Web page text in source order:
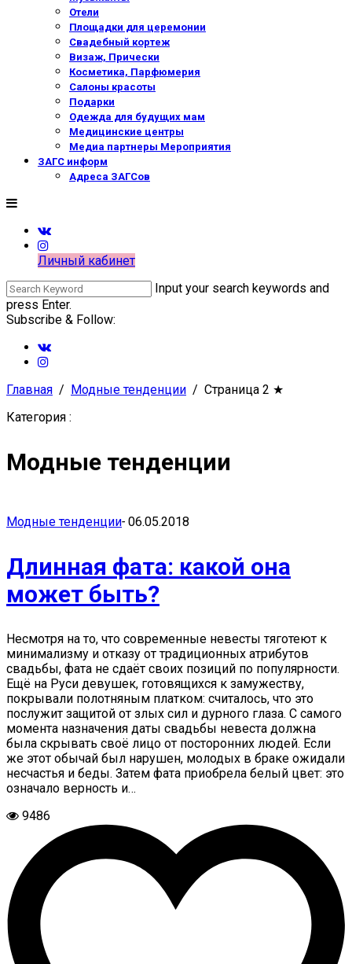
Отели
Площадки для церемонии
Свадебный кортеж
Визаж, Прически
Косметика, Парфюмерия
Салоны красоты
Подарки
Одежда для будущих мам
Медицинские центры
Медиа партнеры Мероприятия
ЗАГС информ
Адреса ЗАГСов
Личный кабинет
Input your search keywords and
press Enter.
Subscribe & Follow:
Главная Модные тенденции Страница 2 ★
Категория :
Модные тенденции
Модные тенденции- 06.05.2018
Длинная фата: какой она
может быть?
Несмотря на то, что современные невесты тяготеют к
минимализму и отказу от традиционных атрибутов
свадьбы, фата не сдаёт своих позиций по популярности.
Ещё на Руси девушек, готовящихся к замужеству,
покрывали полотняным платком: считалось, что это
послужит защитой от злых сил и дурного глаза. С самого
момента назначения даты свадьбы невеста должна
была скрывать своё лицо от посторонних людей. Если
же этот обычай был нарушен, молодых в браке ожидали
несчастья и беды. Затем фата приобрела белый цвет: это
означало верность и…
9486